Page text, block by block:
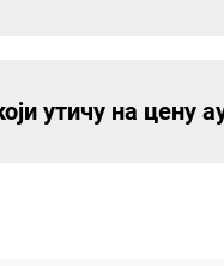
утичу на цену